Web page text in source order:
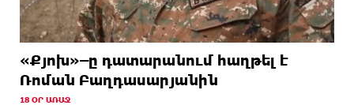
«Քյոխ»–ը դատարանում հաղթել է
Ռոման Բաղդասարյանին
18 ՕՐ ԱՌԱՋ